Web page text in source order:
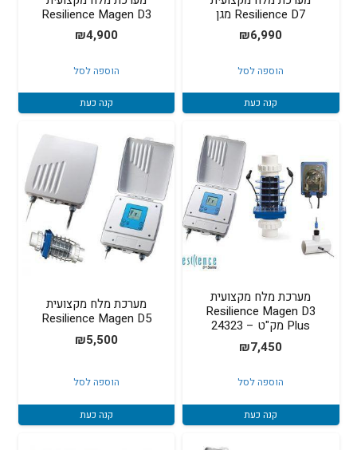
Resilience D7 מגן
₪6,990
הוספה לסל
קנה כעת
Resilience Magen D3
₪4,900
הוספה לסל
קנה כעת
מערכת מלח מקצועית
Resilience Magen D3
Plus מק"ט – 24323
₪7,450
הוספה לסל
קנה כעת
מערכת מלח מקצועית
Resilience Magen D5
₪5,500
הוספה לסל
קנה כעת